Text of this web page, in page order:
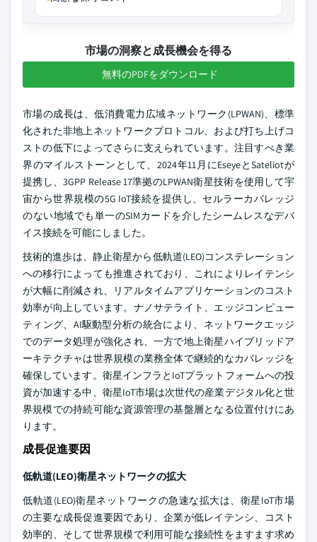
市場の洞察と成長機会を得る
無料のPDFをダウンロード
市場の成長は、低消費電力広域ネットワーク(LPWAN)、標準
化された非地上ネットワークプロトコル、および打ち上げコ
ストの低下によってさらに支えられています。注目すべき業
界のマイルストーンとして、2024年11月にEseyeとSateliotが
提携し、3GPP Release 17準拠のLPWAN衛星技術を使用して宇
宙から世界規模の5G IoT接続を提供し、セルラーカバレッジ
のない地域でも単一のSIMカードを介したシームレスなデバ
イス接続を可能にしました。
技術的進歩は、静止衛星から低軌道(LEO)コンステレーション
への移行によっても推進されており、これによりレイテンシ
が大幅に削減され、リアルタイムアプリケーションのコスト
効率が向上しています。ナノサテライト、エッジコンピュー
ティング、AI駆動型分析の統合により、ネットワークエッジ
でのデータ処理が強化され、一方で地上衛星ハイブリッドア
ーキテクチャは世界規模の業務全体で継続的なカバレッジを
確保しています。衛星インフラとIoTプラットフォームへの投
資が加速する中、衛星IoT市場は次世代の産業デジタル化と世
界規模での持続可能な資源管理の基盤層となる位置付けにあ
ります。
成長促進要因
低軌道(LEO)衛星ネットワークの拡大
低軌道(LEO)衛星ネットワークの急速な拡大は、衛星IoT市場
の主要な成長促進要因であり、企業が低レイテンシ、コスト
効率的、そして世界規模で利用可能な接続性をますます求め